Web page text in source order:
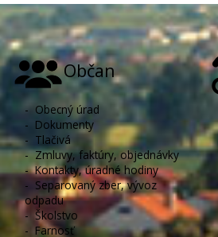
Občan
- Obecný úrad
- Dokumenty
- Tlačivá
-Zmluvy, faktúry, objednávky
-Kontakty, úradné hodiny
- Separovaný zber, vývoz
odpadu
-Školstvo
-Farnosť